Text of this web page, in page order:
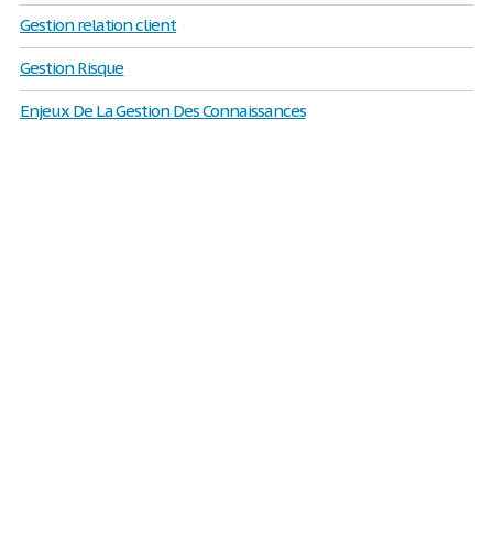
Gestion relation client
Gestion Risque
Enjeux De La Gestion Des Connaissances